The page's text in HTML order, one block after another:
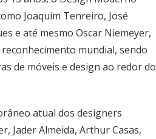
Joaquim Tenreiro, José
e até mesmo Oscar Niemeyer,
mundial, sendo
de móveis e design ao redor do
atual dos designers
Jader Almeida, Arthur Casas,